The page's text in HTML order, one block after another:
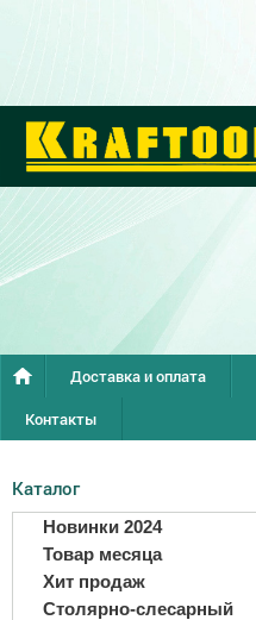
Доставка и оплата
Контакты
Каталог
Новинки 2024
Товар месяца
Хит продаж
Столярно-слесарный